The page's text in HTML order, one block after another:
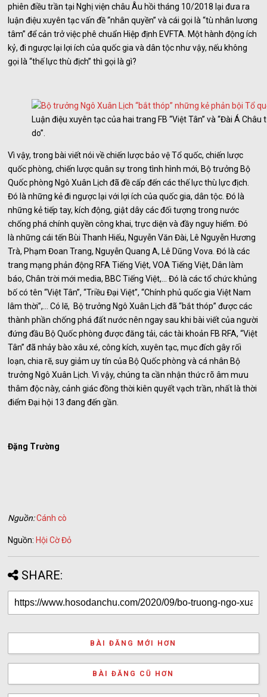
phiên điều trần tại Nghị viện châu Âu hồi tháng 10/2018 lại đưa ra
luận điệu xuyên tạc vấn đề “nhân quyền” và cái gọi là “tù nhân lương
tâm” để cản trở việc phê chuẩn Hiệp định EVFTA. Một hành động ích
kỷ, đi ngược lại lợi ích của quốc gia và dân tộc như vậy, nếu không
gọi là “thế lực thù địch” thì gọi là gì?
Luận điệu xuyên tạc của hai trang FB “Việt Tân” và “Đài Á Châu
do”.
Vì vậy, trong bài viết nói về chiến lược bảo vệ Tổ quốc, chiến lược
quốc phòng, chiến lược quân sự trong tình hình mới, Bộ trưởng Bộ
Quốc phòng Ngô Xuân Lịch đã đề cấp đến các thế lực thù lực địch.
Đó là những kẻ đi ngược lại với lợi ích của quốc gia, dân tộc. Đó là
những kẻ tiếp tay, kích động, giật dây các đối tượng trong nước
chống phá chính quyền công khai, trực diện và đầy nguy hiểm. Đó
là những cái tến Bùi Thanh Hiếu, Nguyễn Văn Đài, Lê Nguyễn Hương
Trà, Phạm Đoan Trang, Nguyễn Quang A, Lê Dũng Vova. Đó là các
trang mạng phản động RFA Tiếng Việt, VOA Tiếng Việt, Dân làm
báo, Chân trời mới media, BBC Tiếng Việt,… Đó là các tổ chức khủng
bố có tên “Việt Tân”, “Triều Đại Việt”, “Chính phủ quốc gia Việt Nam
lâm thời”,… Có lẽ, Bộ trưởng Ngô Xuân Lịch đã “bắt thóp” được các
thành phần chống phá đất nước nên ngay sau khi bài viết của người
đứng đầu Bộ Quốc phòng được đăng tải, các tài khoản FB RFA, “Việt
Tân” đã nhảy bào xâu xé, công kích, xuyên tạc, mục đích gây rối
loạn, chia rẽ, suy giảm uy tín của Bộ Quốc phòng và cá nhân Bộ
trưởng Ngô Xuân Lịch. Vì vậy, chúng ta cần nhận thức rõ âm mưu
thâm độc này, cảnh giác đồng thời kiên quyết vạch trần, nhất là thời
điểm Đại hội 13 đang đến gần.
Đặng Trường
Nguồn:Cánh cò
Nguồn: Hội Cờ Đỏ
SHARE:
BÀI ĐĂNG MỚI HƠN
BÀI ĐĂNG CŨ HƠN